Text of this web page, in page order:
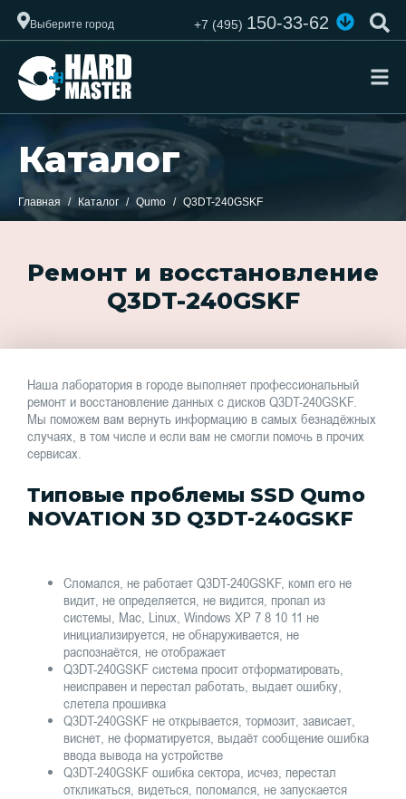
Выберите город +7 (495)150-33-62
Каталог
Главная Каталог Qumo Q3DT-240GSKF
Ремонт и восстановление
Q3DT-240GSKF
Наша лаборатория в городе выполняет профессиональный
ремонт и восстановление данных с дисков Q3DT-240GSKF.
Мы поможем вам вернуть информацию в самых безнадёжных
случаях, в том числе и если вам не смогли помочь в прочих
сервисах.
Типовые проблемы SSD Qumo
NOVATION 3D Q3DT-240GSKF
Сломался, не работает Q3DT-240GSKF, комп его не
видит, не определяется, не видится, пропал из
системы, Mac, Linux, Windows XP 7 8 10 11 не
инициализируется, не обнаруживается, не
распознаётся, не отображает
Q3DT-240GSKF система просит отформатировать,
неисправен и перестал работать, выдает ошибку,
слетела прошивка
Q3DT-240GSKF не открывается, тормозит, зависает,
виснет, не форматируется, выдаёт сообщение ошибка
ввода вывода на устройстве
Q3DT-240GSKF ошибка сектора, исчез, перестал
откликаться, видеться, поломался, не запускается